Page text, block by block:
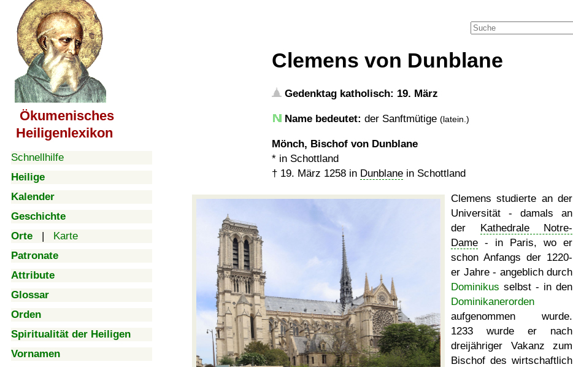
Ökumenisches
Heiligenlexikon
Schnellhilfe
Heilige
Kalender
Geschichte
Orte | Karte
Patronate
Attribute
Glossar
Orden
Spiritualität der Heiligen
Vornamen
Clemens von Dunblane
Gedenktag katholisch: 19. März
Name bedeutet: der Sanftmütige (latein.)
Mönch, Bischof von Dunblane
* in Schottland
† 19. März 1258 in Dunblane in Schottland
Clemens studierte an der
Universität - damals an
der Kathedrale Notre-
Dame - in Paris, wo er
schon Anfangs der 1220-
er Jahre - angeblich durch
Dominikus selbst - in den
Dominikanerorden
aufgenommen wurde.
1233 wurde er nach
dreijähriger Vakanz zum
Bischof des wirtschaftlich